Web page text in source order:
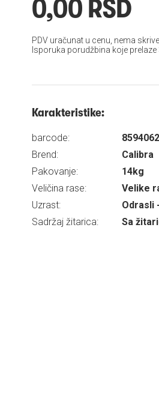
0,00 RSD
PDV uračunat u cenu, nema
Isporuka porudžbina koje
Karakteristike:
barcode:
Brend:
Calibra
Pakovanje:
14kg
Veličina rase:
Velike
Uzrast:
Odrasli
Sadržaj žitarica:
Sa